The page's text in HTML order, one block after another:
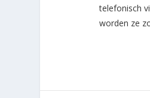
telefonisch
worden ze